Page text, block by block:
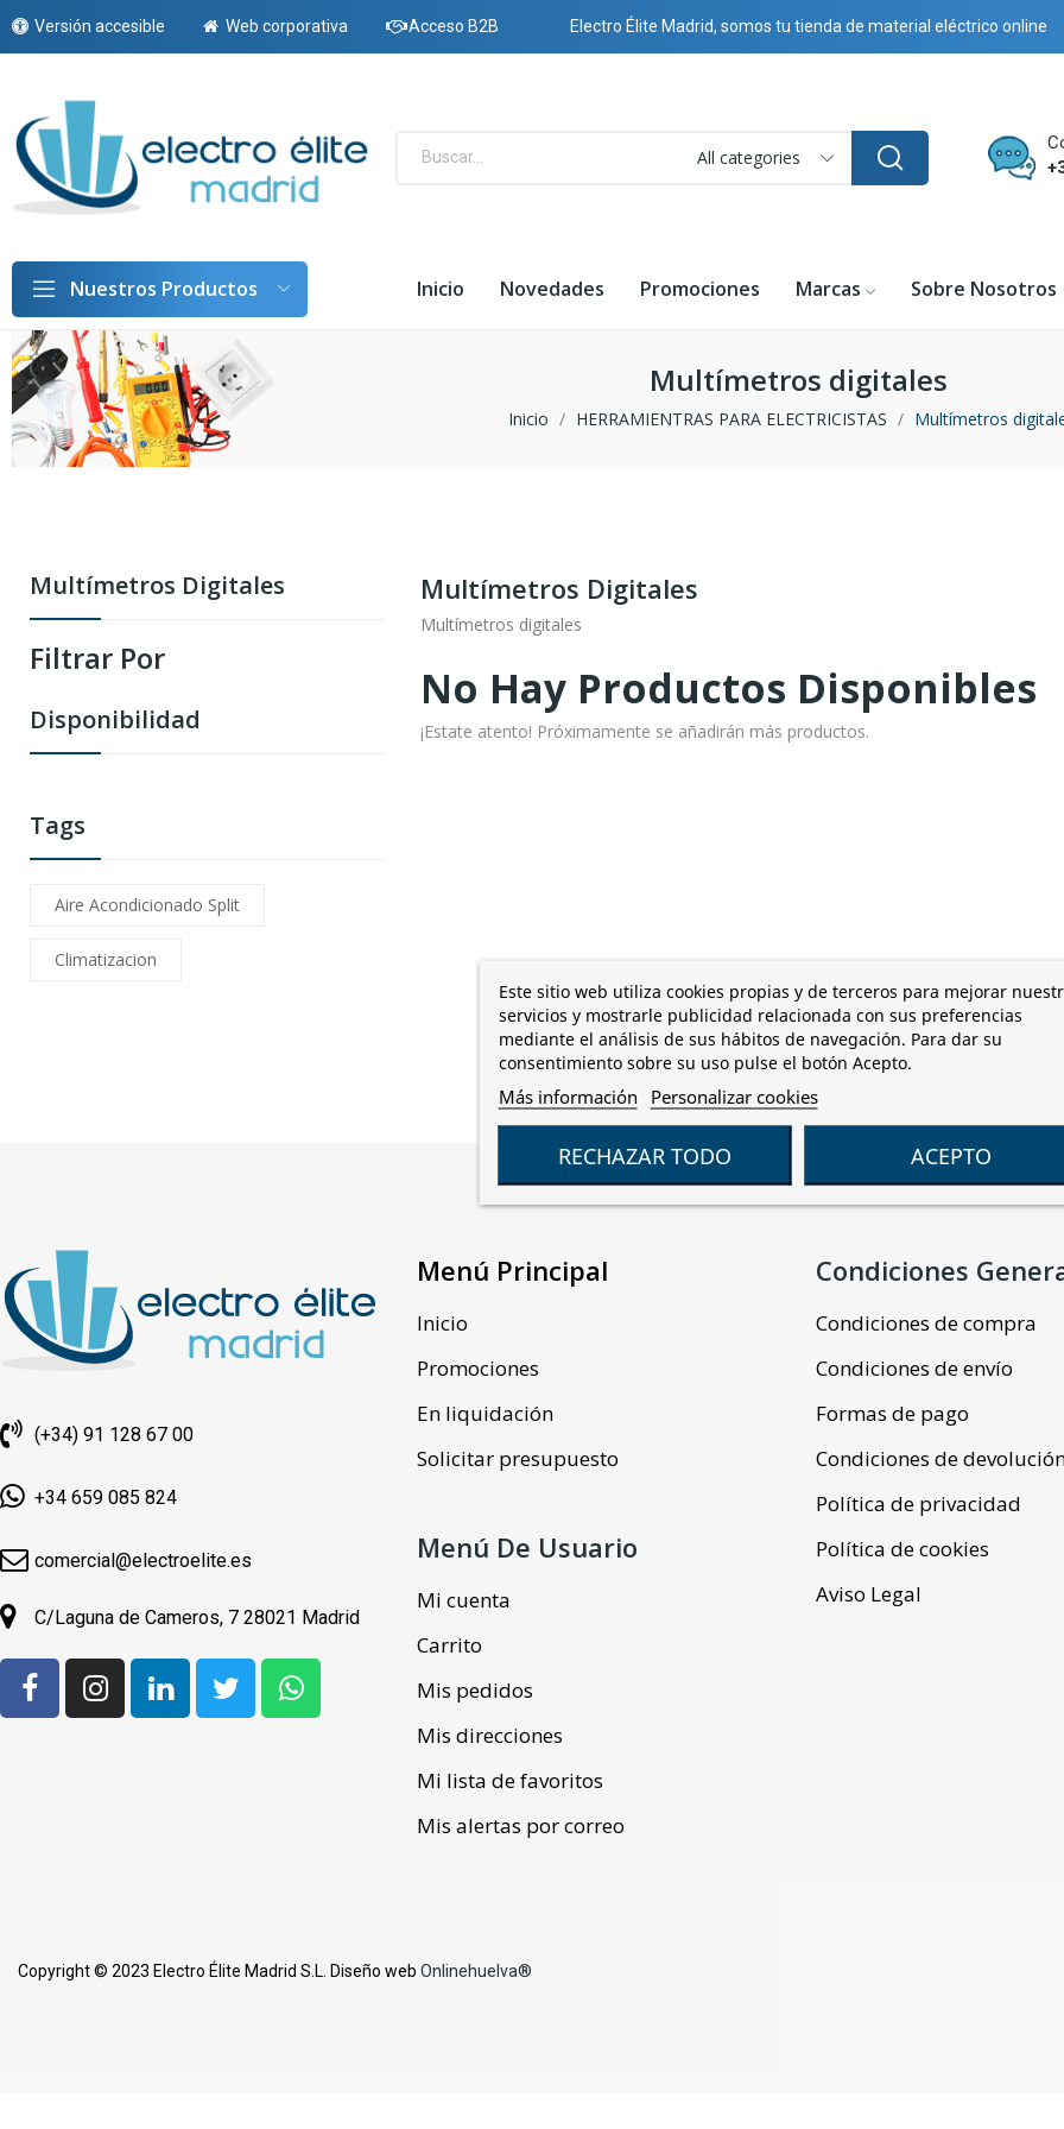
Versión accesible Web corporativa Acceso B2B Electro Élite Madrid, somos tu tienda de material eléctrico online
All categories
Nuestros Productos Inicio Novedades Promociones Marcas Sobre Nosotros
Multímetros digitales
Inicio HERRAMIENTRAS PARA ELECTRICISTAS Multímetros
Multímetros Digitales
Filtrar Por
Disponibilidad
Tags
Aire Acondicionado Split
Climatizacion
Multímetros Digitales
Multímetros digitales
No Hay Productos Disponibles
¡Estate atento! Próximamente se añadirán más productos.
(+34) 91 128 67 00
+34 659 085 824
comercial@electroelite.es
C/Laguna de Cameros, 7 28021 Madrid
Menú Principal
Inicio
Promociones
En liquidación
Solicitar presupuesto
Menú De Usuario
Mi cuenta
Carrito
Mis pedidos
Mis direcciones
Mi lista de favoritos
Mis alertas por correo
Condiciones
Condiciones de compra
Condiciones de envío
Formas de pago
Condiciones de
Política de privacidad
Política de cookies
Aviso Legal
Copyright © 2023 Electro Élite Madrid S.L. Diseño web Onlinehuelva®
Este sitio web utiliza cookies propias y de terceros para mejorar
servicios y mostrarle publicidad relacionada con sus preferencias
mediante el análisis de sus hábitos de navegación. Para dar su
consentimiento sobre su uso pulse el botón Acepto.
Más información Personalizar cookies
RECHAZAR TODO ACEPTO